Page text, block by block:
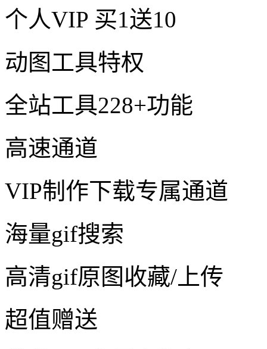
个人VIP 买1送10
动图工具特权
全站工具228+功能
高速通道
VIP制作下载专属通道
海量gif搜索
高清gif原图收藏/上传
超值赠送